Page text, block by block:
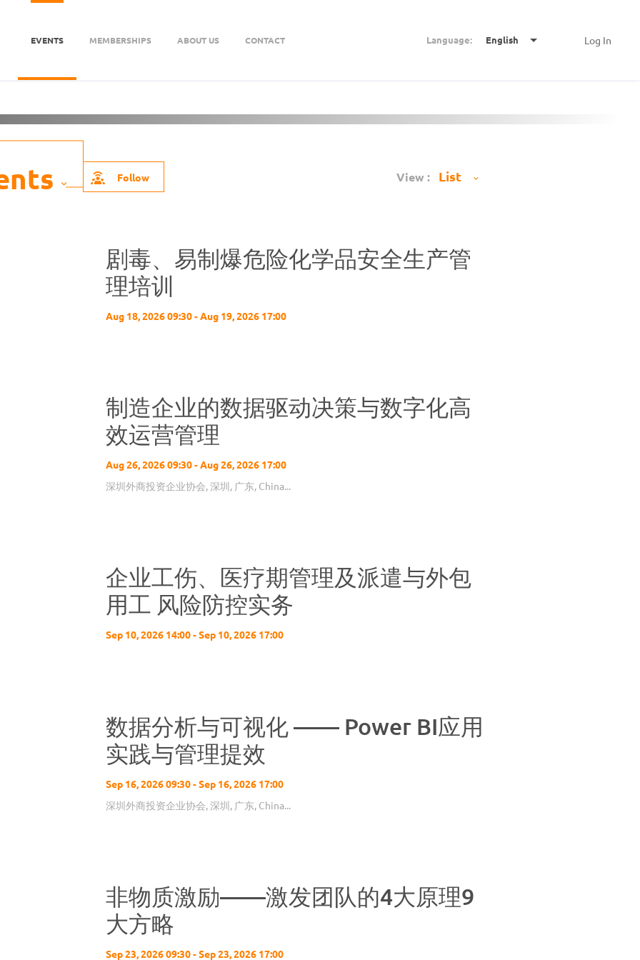
Log In
Language: English
EVENTS MEMBERSHIPS ABOUT US CONTACT
企业协会
Follow
View :
剧毒、易制爆危险化学品安全生产管
理培训
Aug 18, 2026 09:30 - Aug 19, 2026 17:00
制造企业的数据驱动决策与数字化高
效运营管理
Aug 26, 2026 09:30 - Aug 26, 2026 17:00
深圳外商投资企业协会, 深圳, 广东, China...
企业工伤、医疗期管理及派遣与外包
用工 风险防控实务
Sep 10, 2026 14:00 - Sep 10, 2026 17:00
数据分析与可视化 —— Power BI应用
实践与管理提效
Sep 16, 2026 09:30 - Sep 16, 2026 17:00
深圳外商投资企业协会, 深圳, 广东, China...
非物质激励——激发团队的4大原理9
大方略
Sep 23, 2026 09:30 - Sep 23, 2026 17:00